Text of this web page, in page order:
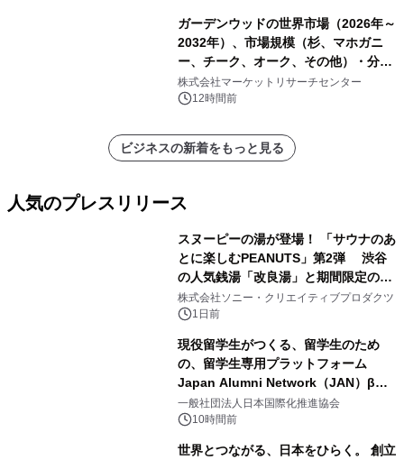
ガーデンウッドの世界市場（2026年～
2032年）、市場規模（杉、マホガニ
ー、チーク、オーク、その他）・分析
レポートを発表
株式会社マーケットリサーチセンター
12時間前
ビジネスの新着をもっと見る
人気のプレスリリース
スヌーピーの湯が登場！ 「サウナのあ
とに楽しむPEANUTS」第2弾 渋谷
の人気銭湯「改良湯」と期間限定のコ
ラボレーション サウナイキタイコラ
ボグッズも発売決定！
株式会社ソニー・クリエイティブプロダクツ
1日前
現役留学生がつくる、留学生のため
の、留学生専用プラットフォーム
Japan Alumni Network（JAN）β版
をリリース
一般社団法人日本国際化推進協会
10時間前
世界とつながる、日本をひらく。 創立